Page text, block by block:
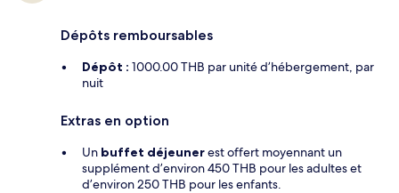
Dépôts remboursables
Dépôt : 1000.00 THB par unité d’hébergement, par
nuit
Extras en option
Un buffet déjeunerest offert moyennant un
supplément d’environ 450 THB pour les adultes et
d’environ 250 THB pour les enfants.